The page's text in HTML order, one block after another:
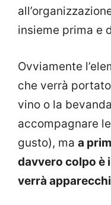
insieme prima e
Ovviamente
che verrà
vino o la
accompagnare
gusto), ma a
davvero colpo è
verrà